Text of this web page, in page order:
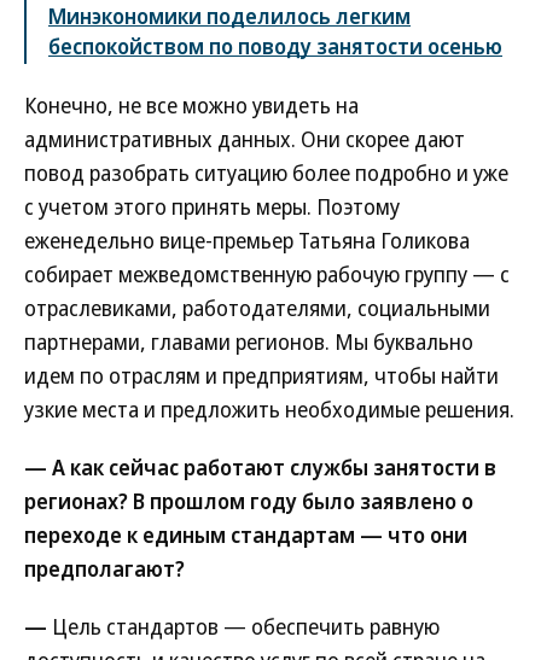
Минэкономики поделилось легким
беспокойством по поводу занятости осенью
Конечно, не все можно увидеть на
административных данных. Они скорее дают
повод разобрать ситуацию более подробно и уже
с учетом этого принять меры. Поэтому
еженедельно вице-премьер Татьяна Голикова
собирает межведомственную рабочую группу — с
отраслевиками, работодателями, социальными
партнерами, главами регионов. Мы буквально
идем по отраслям и предприятиям, чтобы найти
узкие места и предложить необходимые решения.
— А как сейчас работают службы занятости в
регионах? В прошлом году было заявлено о
переходе к единым стандартам — что они
предполагают?
— Цель стандартов — обеспечить равную